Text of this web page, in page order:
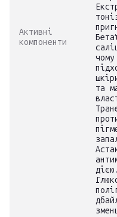
Активні
компоненти
та
дією.